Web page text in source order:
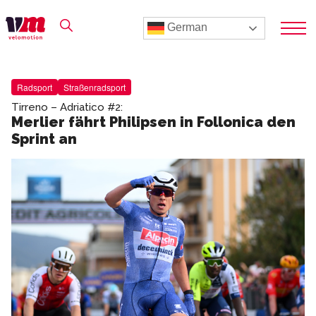
German
Radsport Straßenradsport
Tirreno – Adriatico #2:
Merlier fährt Philipsen in Follonica den
Sprint an